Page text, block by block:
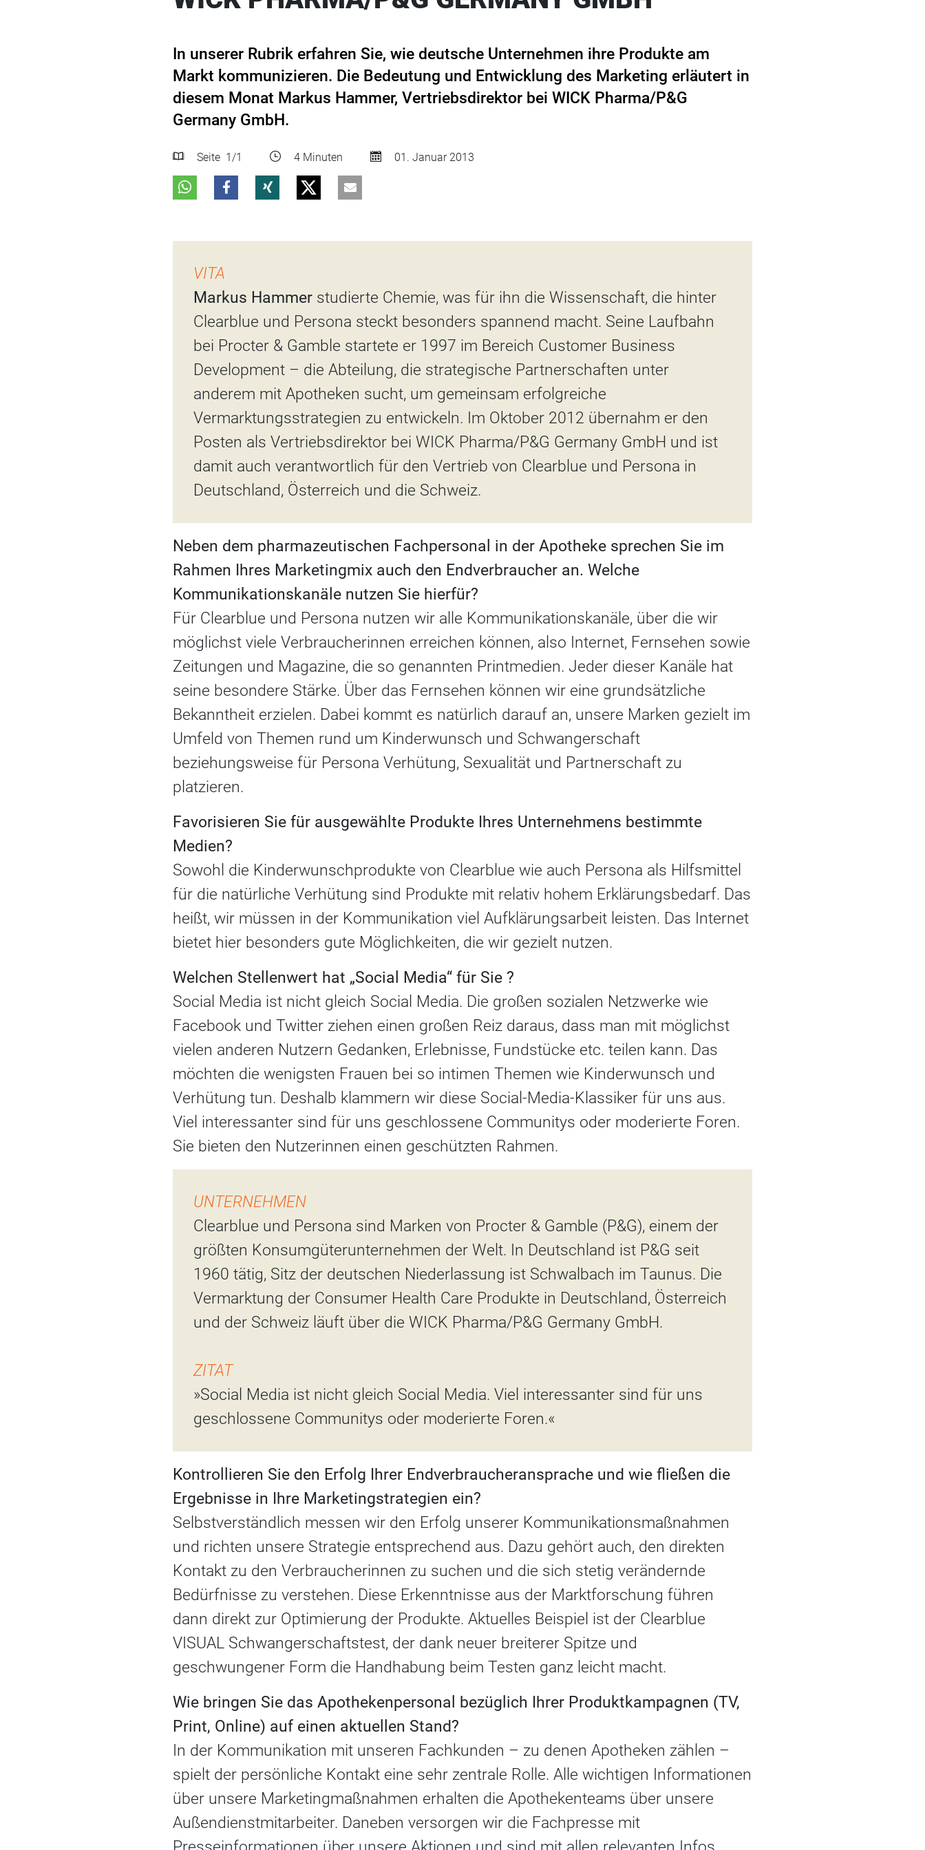
In unserer Rubrik erfahren Sie, wie deutsche Unternehmen ihre Produkte am
Markt kommunizieren. Die Bedeutung und Entwicklung des Marketing erläutert in
diesem Monat Markus Hammer, Vertriebsdirektor bei WICK Pharma/P&G
Germany GmbH.
Seite 1 /1 4 Minuten 01. Januar 2013
VITA
Markus Hammer studierte Chemie, was für ihn die Wissenschaft, die hinter
Clearblue und Persona steckt besonders spannend macht. Seine Laufbahn
bei Procter & Gamble startete er 1997 im Bereich Customer Business
Development – die Abteilung, die strategische Partnerschaften unter
anderem mit Apotheken sucht, um gemeinsam erfolgreiche
Vermarktungsstrategien zu entwickeln. Im Oktober 2012 übernahm er den
Posten als Vertriebsdirektor bei WICK Pharma/P&G Germany GmbH und ist
damit auch verantwortlich für den Vertrieb von Clearblue und Persona in
Deutschland, Österreich und die Schweiz.
Neben dem pharmazeutischen Fachpersonal in der Apotheke sprechen Sie im
Rahmen Ihres Marketingmix auch den Endverbraucher an. Welche
Kommunikationskanäle nutzen Sie hierfür?
Für Clearblue und Persona nutzen wir alle Kommunikationskanäle, über die wir
möglichst viele Verbraucherinnen erreichen können, also Internet, Fernsehen sowie
Zeitungen und Magazine, die so genannten Printmedien. Jeder dieser Kanäle hat
seine besondere Stärke. Über das Fernsehen können wir eine grundsätzliche
Bekanntheit erzielen. Dabei kommt es natürlich darauf an, unsere Marken gezielt im
Umfeld von Themen rund um Kinderwunsch und Schwangerschaft
beziehungsweise für Persona Verhütung, Sexualität und Partnerschaft zu
platzieren.
Favorisieren Sie für ausgewählte Produkte Ihres Unternehmens bestimmte
Medien?
Sowohl die Kinderwunschprodukte von Clearblue wie auch Persona als Hilfsmittel
für die natürliche Verhütung sind Produkte mit relativ hohem Erklärungsbedarf. Das
heißt, wir müssen in der Kommunikation viel Aufklärungsarbeit leisten. Das Internet
bietet hier besonders gute Möglichkeiten, die wir gezielt nutzen.
Welchen Stellenwert hat „Social Media“ für Sie ?
Social Media ist nicht gleich Social Media. Die großen sozialen Netzwerke wie
Facebook und Twitter ziehen einen großen Reiz daraus, dass man mit möglichst
vielen anderen Nutzern Gedanken, Erlebnisse, Fundstücke etc. teilen kann. Das
möchten die wenigsten Frauen bei so intimen Themen wie Kinderwunsch und
Verhütung tun. Deshalb klammern wir diese Social-Media-Klassiker für uns aus.
Viel interessanter sind für uns geschlossene Communitys oder moderierte Foren.
Sie bieten den Nutzerinnen einen geschützten Rahmen.
UNTERNEHMEN
Clearblue und Persona sind Marken von Procter & Gamble (P&G), einem der
größten Konsumgüterunternehmen der Welt. In Deutschland ist P&G seit
1960 tätig, Sitz der deutschen Niederlassung ist Schwalbach im Taunus. Die
Vermarktung der Consumer Health Care Produkte in Deutschland, Österreich
und der Schweiz läuft über die WICK Pharma/P&G Germany GmbH.
ZITAT
»Social Media ist nicht gleich Social Media. Viel interessanter sind für uns
geschlossene Communitys oder moderierte Foren.«
Kontrollieren Sie den Erfolg Ihrer Endverbraucheransprache und wie fließen die
Ergebnisse in Ihre Marketingstrategien ein?
Selbstverständlich messen wir den Erfolg unserer Kommunikationsmaßnahmen
und richten unsere Strategie entsprechend aus. Dazu gehört auch, den direkten
Kontakt zu den Verbraucherinnen zu suchen und die sich stetig verändernde
Bedürfnisse zu verstehen. Diese Erkenntnisse aus der Marktforschung führen
dann direkt zur Optimierung der Produkte. Aktuelles Beispiel ist der Clearblue
VISUAL Schwangerschaftstest, der dank neuer breiterer Spitze und
geschwungener Form die Handhabung beim Testen ganz leicht macht.
Wie bringen Sie das Apothekenpersonal bezüglich Ihrer Produktkampagnen (TV,
Print, Online) auf einen aktuellen Stand?
In der Kommunikation mit unseren Fachkunden – zu denen Apotheken zählen –
spielt der persönliche Kontakt eine sehr zentrale Rolle. Alle wichtigen Informationen
über unsere Marketingmaßnahmen erhalten die Apothekenteams über unsere
Außendienstmitarbeiter. Daneben versorgen wir die Fachpresse mit